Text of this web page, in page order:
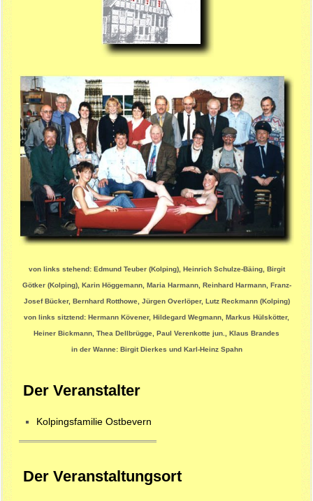
von links stehend: Edmund Teuber (Kolping), Heinrich Schulze-Bäing, Birgit
Götker (Kolping), Karin Höggemann, Maria Harmann, Reinhard Harmann, Franz-
Josef Bücker, Bernhard Rotthowe, Jürgen Overlöper, Lutz Reckmann (Kolping)
von links sitztend: Hermann Kövener, Hildegard Wegmann, Markus Hülskötter,
Heiner Bickmann, Thea Dellbrügge, Paul Verenkotte jun., Klaus Brandes
in der Wanne: Birgit Dierkes und Karl-Heinz Spahn
Der Veranstalter
Kolpingsfamilie Ostbevern
Der Veranstaltungsort